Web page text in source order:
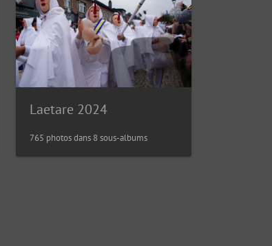
Laetare 2024
765 photos dans 8 sous-albums